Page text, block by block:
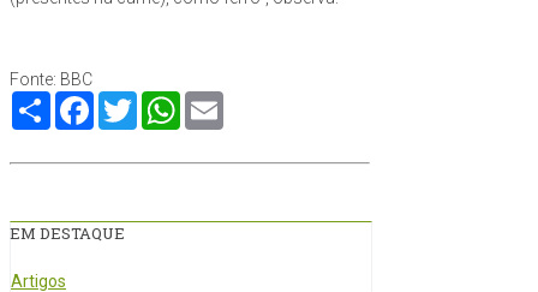
Fonte: BBC
Compartilhe
Facebook
TwitterWhatsApp
EM DESTAQUE
Artigos